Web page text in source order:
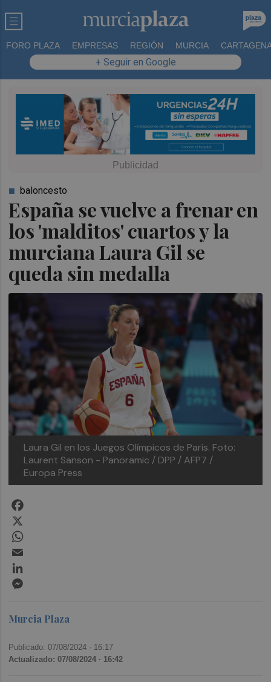
FORO PLAZA EMPRESAS REGIÓN MURCIA
+ Seguir en Google
España se vuelve a frenar en
los 'malditos' cuartos y la
murciana Laura Gil se
queda sin medalla
baloncesto
Laura Gil en los Juegos Olímpicos de París. Foto:
Laurent Sanson - Panoramic / DPP / AFP7 /
Europa Press
Murcia Plaza
Publicado: 07/08/2024 · 16:17
Actualizado: 07/08/2024 · 16:42